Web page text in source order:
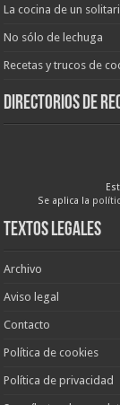
La cocina de un
No sólo de lechuga
Recetas y trucos de
Directorios de
Se aplica la
Textos legales
Archivo
Aviso legal
Contacto
Política de cookies
Política de privacidad